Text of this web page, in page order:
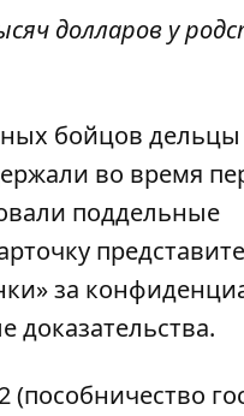
долларов у
бойцов
во время
поддельные
за